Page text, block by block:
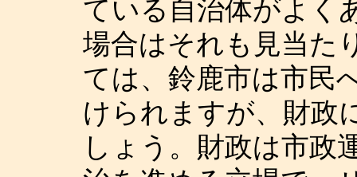
ている自治体がよく
場合はそれも見当た
ては、鈴鹿市は市民
けられますが、財政
しょう。財政は市政